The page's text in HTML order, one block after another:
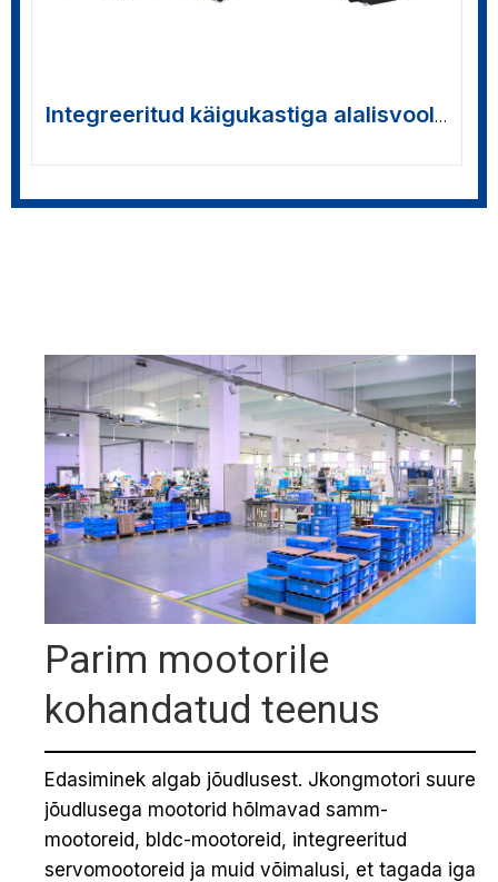
Integreeritud käigukastiga alalisvoolu
servomootorid >>
Parim mootorile
kohandatud teenus
Edasiminek algab jõudlusest. Jkongmotori suure
jõudlusega mootorid hõlmavad samm-
mootoreid, bldc-mootoreid, integreeritud
servomootoreid ja muid võimalusi, et tagada iga